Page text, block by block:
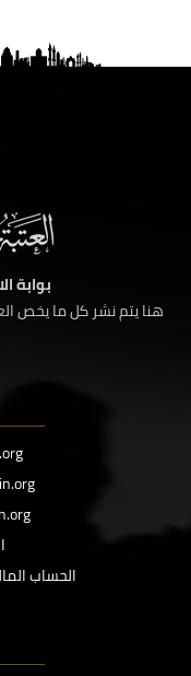
بوابة
هنا يتم نشر كل ما يخص
الحساب